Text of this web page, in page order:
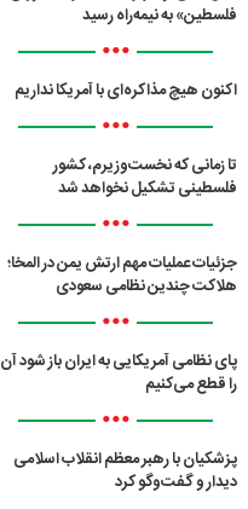
فلسطین» به نیمه‌راه رسید
•••
اکنون هیچ مذاکره‌ای با آمریکا نداریم
•••
تا زمانی که نخست‌وزیرم، کشور
فلسطینی تشکیل نخواهد شد
•••
جزئیات عملیات مهم ارتش یمن در المخا؛
هلاکت چندین نظامی سعودی
•••
پای نظامی آمریکایی به ایران باز شود آن
را قطع می‌کنیم
•••
پزشکیان با رهبر معظم انقلاب اسلامی
دیدار و گفت‌وگو کرد